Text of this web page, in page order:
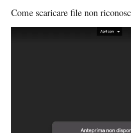
Come scaricare file non